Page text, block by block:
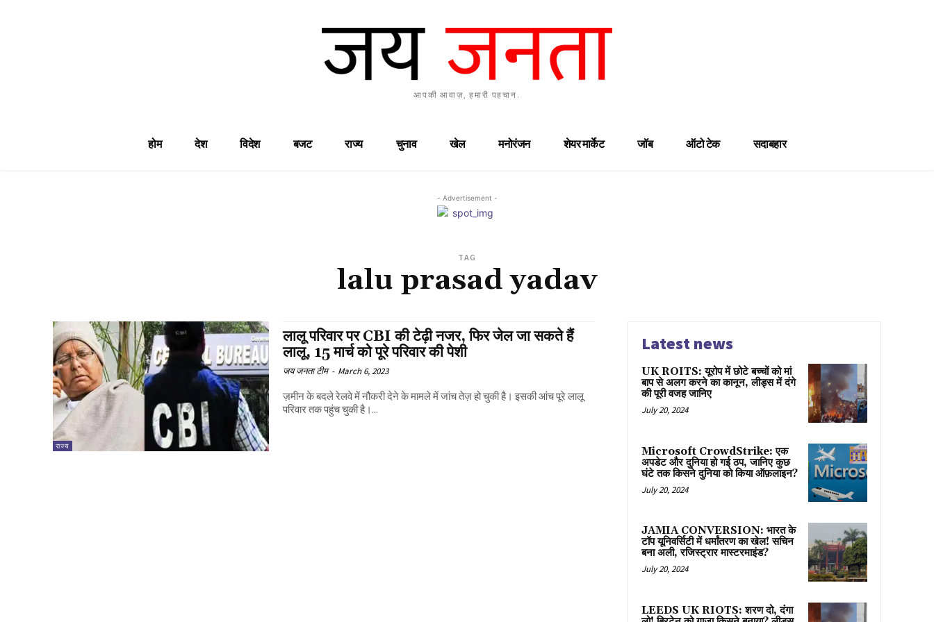
आपकी आवाज़, हमारी पहचान.
होम देश विदेश बजट राज्य चुनाव खेल मनोरंजन शेयर मार्केट जॉब ऑटो टेक सदाबहार
- Advertisement -
TAG
lalu prasad yadav
राज्य
लालू परिवार पर CBI की टेढ़ी नजर, फिर जेल जा सकते हैं
लालू, 15 मार्च को पूरे परिवार की पेशी
जय जनता टीम - March 6, 2023
ज़मीन के बदले रेलवे में नौकरी देने के मामले में जांच तेज़ हो चुकी है। इसकी आंच पूरे लालू
परिवार तक पहुंच चुकी है।...
Latest news
UK ROITS: यूरोप में छोटे बच्चों को मां
बाप से अलग करने का कानून, लीड्स में दंगे
की पूरी वजह जानिए
July 20, 2024
Microsoft CrowdStrike: एक
अपडेट और दुनिया हो गई ठप, जानिए कुछ
घंटे तक किसने दुनिया को किया ऑफ़लाइन?
July 20, 2024
JAMIA CONVERSION: भारत के
टॉप यूनिवर्सिटी में धर्मांतरण का खेल! सचिन
बना अली, रजिस्ट्रार मास्टरमाइंड?
July 20, 2024
LEEDS UK RIOTS: शरण दो, दंगा